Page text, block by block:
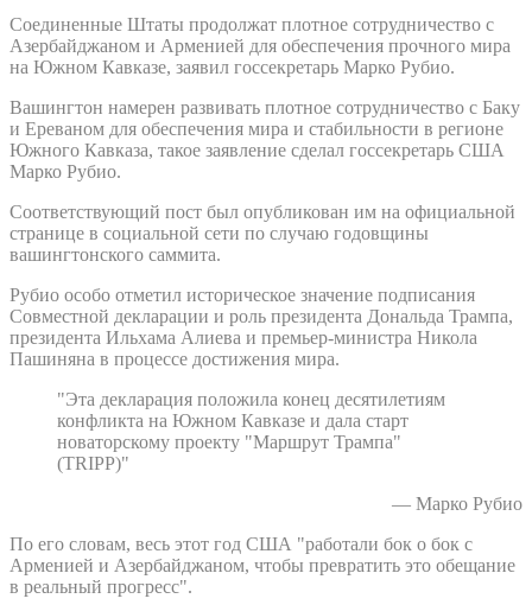
Соединенные Штаты продолжат плотное сотрудничество с
Азербайджаном и Арменией для обеспечения прочного мира
на Южном Кавказе, заявил госсекретарь Марко Рубио.
Вашингтон намерен развивать плотное сотрудничество с Баку
и Ереваном для обеспечения мира и стабильности в регионе
Южного Кавказа, такое заявление сделал госсекретарь США
Марко Рубио.
Соответствующий пост был опубликован им на официальной
странице в социальной сети по случаю годовщины
вашингтонского саммита.
Рубио особо отметил историческое значение подписания
Совместной декларации и роль президента Дональда Трампа,
президента Ильхама Алиева и премьер-министра Никола
Пашиняна в процессе достижения мира.
"Эта декларация положила конец десятилетиям
конфликта на Южном Кавказе и дала старт
новаторскому проекту "Маршрут Трампа"
(TRIPP)"
— Марко Рубио
По его словам, весь этот год США "работали бок о бок с
Арменией и Азербайджаном, чтобы превратить это обещание
в реальный прогресс".